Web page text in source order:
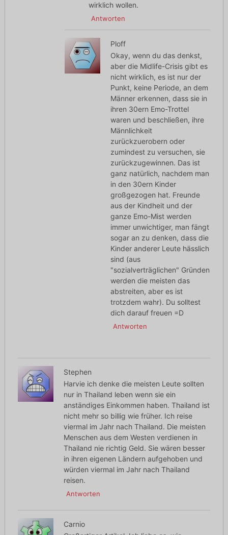
wirklich wollen.
Antworten
Ploff
Okay, wenn du das denkst,
aber die Midlife-Crisis gibt es
nicht wirklich, es ist nur der
Punkt, keine Periode, an dem
Männer erkennen, dass sie in
ihren 30ern Emo-Trottel
waren und beschließen, ihre
Männlichkeit
zurückzuerobern oder
zumindest zu versuchen, sie
zurückzugewinnen. Das ist
ganz natürlich, nachdem man
in den 30ern Kinder
großgezogen hat. Freunde
aus der Kindheit und der
ganze Emo-Mist werden
immer unwichtiger, man fängt
sogar an zu denken, dass die
Kinder anderer Leute hässlich
sind (aus
"sozialverträglichen" Gründen
werden die meisten das
abstreiten, aber es ist
trotzdem wahr). Du solltest
dich darauf freuen =D
Antworten
Stephen
Harvie ich denke die meisten Leute sollten
nur in Thailand leben wenn sie ein
anständiges Einkommen haben. Thailand ist
nicht mehr so billig wie früher. Ich reise
viermal im Jahr nach Thailand. Die meisten
Menschen aus dem Westen verdienen in
Thailand nie richtig Geld. Sie wären besser
in ihren eigenen Ländern aufgehoben und
würden viermal im Jahr nach Thailand
reisen.
Antworten
Carnio